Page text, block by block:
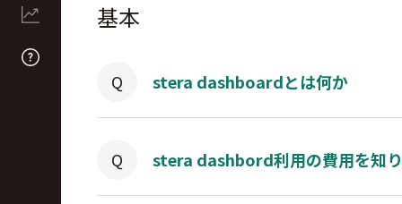
基本
stera dashboardとは何か
stera dashbord利用の費用を知